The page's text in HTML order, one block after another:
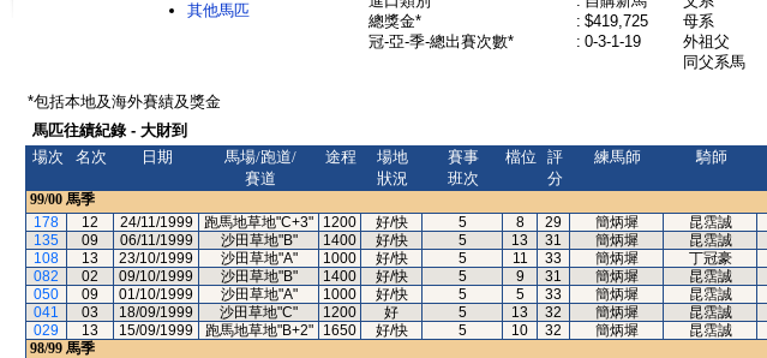
其他馬匹
總獎金*
: $419,725
冠-亞-季-總出賽次數*
: 0-3-1-19
母系
外祖父
同父系馬
*包括本地及海外賽績及獎金
馬匹往績紀錄 - 大財到
場次
名次 日期
馬場/跑道/
賽道
途程
場地
狀況
賽事
班次
檔位
評
分
練馬師 騎師
99/00 馬季
178
12 24/11/1999 跑馬地草地"C+3" 1200 好/快 5 8 29 簡炳墀 昆霑誠
135
09 06/11/1999 沙田草地"B" 1400 好/快 5 13 31 簡炳墀 昆霑誠
108
13 23/10/1999 沙田草地"A" 1000 好/快 5 11 33 簡炳墀 丁冠豪
082
02 09/10/1999 沙田草地"B" 1400 好/快 5 9 31 簡炳墀 昆霑誠
050
09 01/10/1999 沙田草地"A" 1000 好/快 5 5 33 簡炳墀 昆霑誠
041
03 18/09/1999 沙田草地"C" 1200 好 5 13 32 簡炳墀 昆霑誠
029
13 15/09/1999 跑馬地草地"B+2" 1650 好/快 5 10 32 簡炳墀 昆霑誠
98/99 馬季